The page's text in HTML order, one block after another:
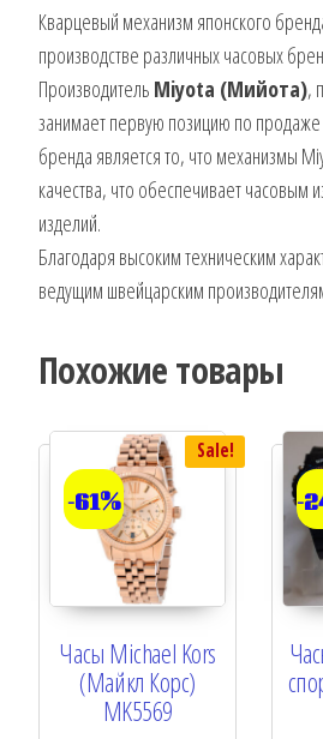
Кварцевый механизм японского
производстве различных часовых
Производитель Miyota (Мийота),
занимает первую позицию по
бренда является то, что механизмы
качества, что обеспечивает часовым
изделий.
Благодаря высоким техническим
ведущим швейцарским
Похожие товары
Sale!
-61%
Часы Michael Kors
(Майкл Корс)
MK5569
-